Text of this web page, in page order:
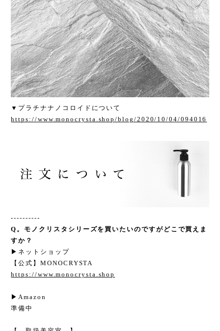
▼プラチナナノコロイドについて
https://www.monocrysta.shop/blog/2020/10/04/094016
----------
Q。モノクリスタシリーズを買いたいのですがどこで買えま
すか？
▶︎ネットショップ
【公式】MONOCRYSTA
https://www.monocrysta.shop
▶︎Amazon
準備中